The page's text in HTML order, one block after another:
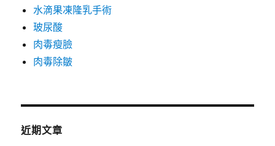
水滴果凍隆乳手術
玻尿酸
肉毒瘦臉
肉毒除皺
近期文章